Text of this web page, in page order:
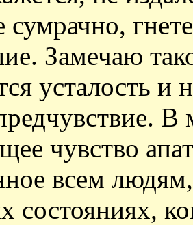
сумрачно,
Замечаю
усталость и
чувство
всем
состояниях,